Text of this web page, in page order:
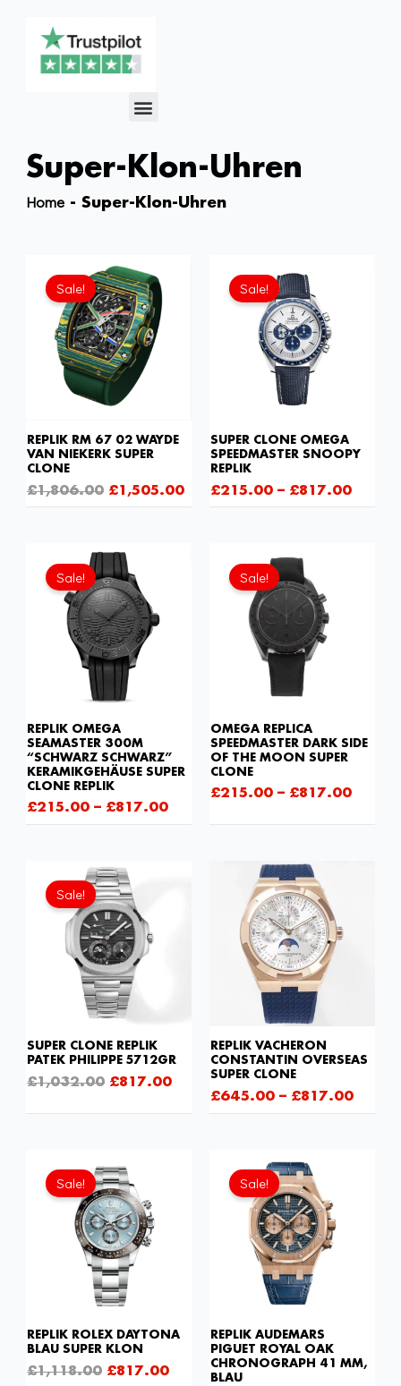
Menü
Super-Klon-Uhren
Home -Super-Klon-Uhren
Sale!
REPLIK RM 67 02 WAYDE
VAN NIEKERK SUPER
CLONE
£1,806.00
Ursprünglicher
Preis
war:
£1,806.00
£1,505.00
£1,505.00.
Sale!
SUPER CLONE OMEGA
SPEEDMASTER SNOOPY
REPLIK
£215.00 – £817.00
Sale!
REPLIK OMEGA
SEAMASTER 300M
“SCHWARZ SCHWARZ”
KERAMIKGEHÄUSE SUPER
CLONE REPLIK
£215.00 – £817.00
Sale!
OMEGA REPLICA
SPEEDMASTER DARK SIDE
OF THE MOON SUPER
CLONE
£215.00 – £817.00
Sale!
SUPER CLONE REPLIK
PATEK PHILIPPE 5712GR
£1,032.00
Ursprünglicher
Preis
war:
£1,032.00
£817.00
REPLIK VACHERON
CONSTANTIN OVERSEAS
SUPER CLONE
£645.00 – £817.00
Sale!
REPLIK ROLEX DAYTONA
BLAU SUPER KLON
£1,118.00
Preis
war:
£1,118.00
£817.00
Sale!
REPLIK AUDEMARS
PIGUET ROYAL OAK
CHRONOGRAPH 41 MM,
BLAU